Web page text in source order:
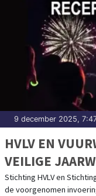
9 december 2025,
HVLV EN
VEILIGE
RECEPT VOOR
Stichting HVLV en
de voorgenomen